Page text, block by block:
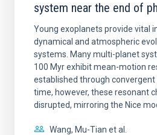
system near the end of
Young exoplanets provide vital
dynamical and atmospheric
systems. Many multi-planet
100 Myr exhibit mean-motion
established through convergent
time, however, these resonant
disrupted, mirroring the Nice
Wang, Mu-Tian et al.